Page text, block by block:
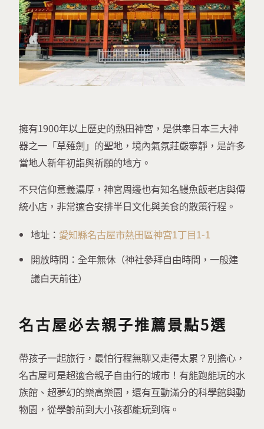
擁有1900年以上歷史的熱田神宮，是供奉日本三大神
器之一「草薙劍」的聖地，境內氣氛莊嚴寧靜，是許多
當地人新年初詣與祈願的地方。
不只信仰意義濃厚，神宮周邊也有知名鰻魚飯老店與傳
統小店，非常適合安排半日文化與美食的散策行程。
地址： 愛知縣名古屋市熱田區神宮1丁目1-1
開放時間：全年無休（神社參拜自由時間，一般建
議白天前往）
名古屋必去親子推薦景點5選
帶孩子一起旅行，最怕行程無聊又走得太累？別擔心，
名古屋可是超適合親子自由行的城市！有能跑能玩的水
族館、超夢幻的樂高樂園，還有互動滿分的科學館與動
物園，從學齡前到大小孩都能玩到嗨。